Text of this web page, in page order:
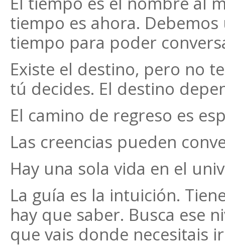
tiempo es ahora.
tiempo para poder
Existe el destino, pero no
tú decides. El destino
El camino de regreso es
Las creencias pueden
Hay una sola vida en el
La guía es la intuición.
hay que saber. Busca ese
que vais donde necesitais